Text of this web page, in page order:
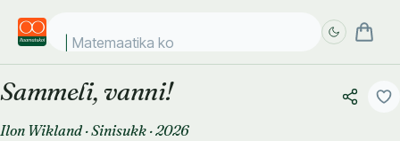
Matemaatika kosmo
Sammeli, vanni!
Ilon Wikland ·Sinisukk ·2026